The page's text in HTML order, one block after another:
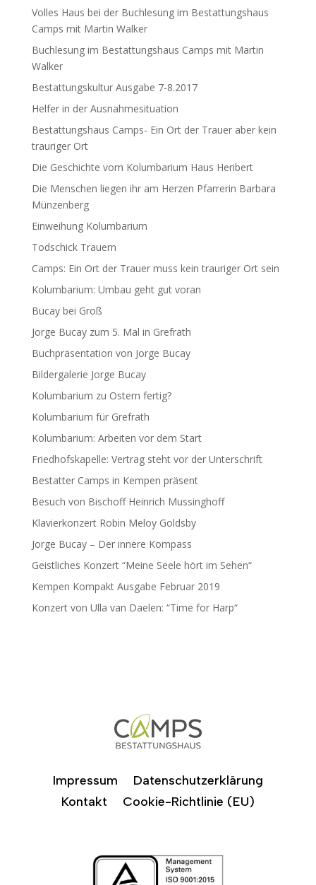
Volles Haus bei der Buchlesung im Bestattungshaus
Camps mit Martin Walker
Buchlesung im Bestattungshaus Camps mit Martin
Walker
Bestattungskultur Ausgabe 7-8.2017
Helfer in der Ausnahmesituation
Bestattungshaus Camps- Ein Ort der Trauer aber kein
trauriger Ort
Die Geschichte vom Kolumbarium Haus Heribert
Die Menschen liegen ihr am Herzen Pfarrerin Barbara
Münzenberg
Einweihung Kolumbarium
Todschick Trauern
Camps: Ein Ort der Trauer muss kein trauriger Ort sein
Kolumbarium: Umbau geht gut voran
Bucay bei Groß
Jorge Bucay zum 5. Mal in Grefrath
Buchpräsentation von Jorge Bucay
Bildergalerie Jorge Bucay
Kolumbarium zu Ostern fertig?
Kolumbarium für Grefrath
Kolumbarium: Arbeiten vor dem Start
Friedhofskapelle: Vertrag steht vor der Unterschrift
Bestatter Camps in Kempen präsent
Besuch von Bischoff Heinrich Mussinghoff
Klavierkonzert Robin Meloy Goldsby
Jorge Bucay – Der innere Kompass
Geistliches Konzert “Meine Seele hört im Sehen“
Kempen Kompakt Ausgabe Februar 2019
Konzert von Ulla van Daelen: “Time for Harp“
Impressum
Datenschutzerklärung
Kontakt
Cookie-Richtlinie (EU)